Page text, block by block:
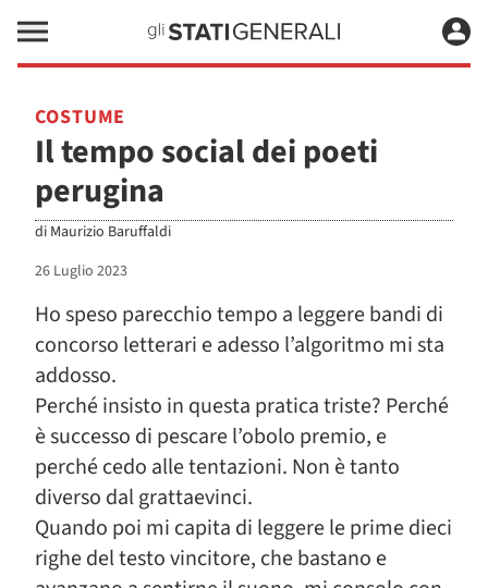
COSTUME
Il tempo social dei poeti
perugina
di Maurizio Baruffaldi
26 Luglio 2023
Ho speso parecchio tempo a leggere bandi di
concorso letterari e adesso l’algoritmo mi sta
addosso.
Perché insisto in questa pratica triste? Perché
è successo di pescare l’obolo premio, e
perché cedo alle tentazioni. Non è tanto
diverso dal grattaevinci.
Quando poi mi capita di leggere le prime dieci
righe del testo vincitore, che bastano e